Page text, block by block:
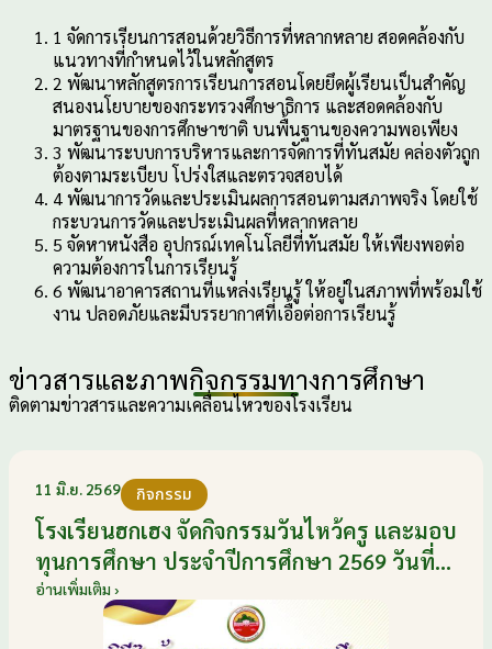
1 จัดการเรียนการสอนด้วยวิธีการที่หลากหลาย สอดคล้องกับ
แนวทางที่กำหนดไว้ในหลักสูตร
2 พัฒนาหลักสูตรการเรียนการสอนโดยยึดผู้เรียนเป็นสำคัญ
สนองนโยบายของกระทรวงศึกษาธิการ และสอดคล้องกับ
มาตรฐานของการศึกษาชาติ บนพื้นฐานของความพอเพียง
3 พัฒนาระบบการบริหารและการจัดการที่ทันสมัย คล่องตัวถูก
ต้องตามระเบียบ โปร่งใสและตรวจสอบได้
4พัฒนาการวัดและประเมินผลการสอนตามสภาพจริง โดยใช้
กระบวนการวัดและประเมินผลที่หลากหลาย
5 จัดหาหนังสือ อุปกรณ์เทคโนโลยีที่ทันสมัย ให้เพียงพอต่อ
ความต้องการในการเรียนรู้
6 พัฒนาอาคารสถานที่แหล่งเรียนรู้ ให้อยู่ในสภาพที่พร้อมใช้
งาน ปลอดภัยและมีบรรยากาศที่เอื้อต่อการเรียนรู้
ข่าวสารและภาพกิจกรรมทางการศึกษา
ติดตามข่าวสารและความเคลื่อนไหวของโรงเรียน
11 มิ.ย. 2569 กิจกรรม
โรงเรียนฮกเฮง จัดกิจกรรมวันไหว้ครู และมอบ
ทุนการศึกษา ประจำปีการศึกษา 2569 วันที่
11 มิถุนายน 2569
อ่านเพิ่มเติม ›